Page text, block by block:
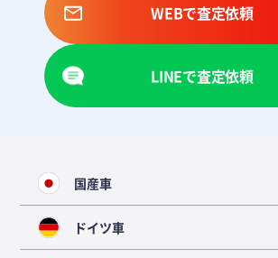
WEBで査定依頼
LINEで査定依頼
国産車
ドイツ車